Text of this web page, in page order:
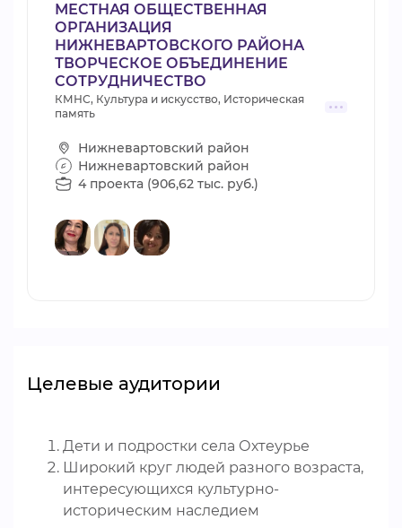
МЕСТНАЯ ОБЩЕСТВЕННАЯ
ОРГАНИЗАЦИЯ
НИЖНЕВАРТОВСКОГО РАЙОНА
ТВОРЧЕСКОЕ ОБЪЕДИНЕНИЕ
СОТРУДНИЧЕСТВО
КМНС, Культура и искусство, Историческая
память
Нижневартовский район
Нижневартовский район
4 проекта (906,62 тыс. руб.)
Целевые аудитории
Дети и подростки села Охтеурье
Широкий круг людей разного возраста,
интересующихся культурно-
историческим наследием